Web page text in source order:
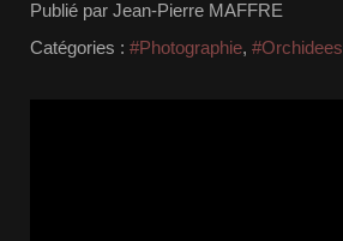
Publié par Jean-Pierre MAFFRE
Catégories : #Photographie, #Orchidees